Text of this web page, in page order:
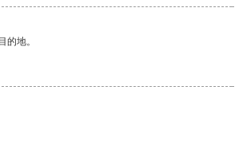
的地。